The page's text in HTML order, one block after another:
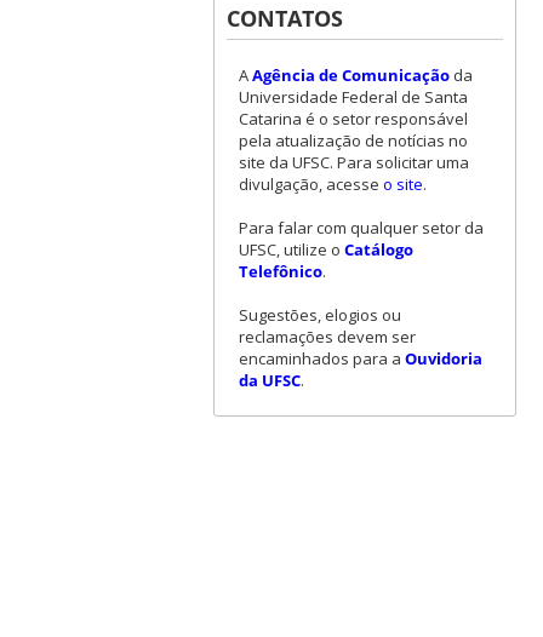
CONTATOS
AAgência de Comunicaçãoda
Universidade Federal de Santa
Catarina é o setor responsável
pela atualização de notícias no
site da UFSC. Para solicitar uma
divulgação, acesse o site.
Para falar com qualquer setor da
UFSC, utilize o Catálogo
Telefônico.
Sugestões, elogios ou
reclamações devem ser
encaminhados para a Ouvidoria
da UFSC.